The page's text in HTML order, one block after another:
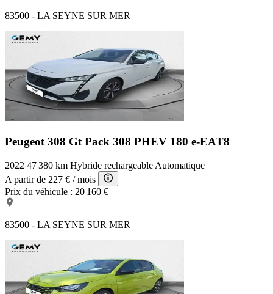
83500 - LA SEYNE SUR MER
Peugeot 308 Gt Pack 308 PHEV 180 e-EAT8
2022 47 380 km Hybride rechargeable Automatique
A partir de 227 € / mois
Prix du véhicule : 20 160 €
83500 - LA SEYNE SUR MER